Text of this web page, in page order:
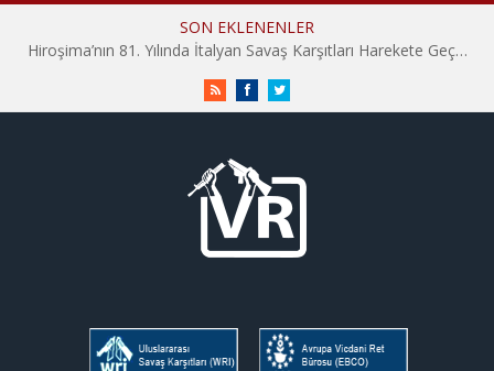
SON EKLENENLER
Hiroşima’nın 81. Yılında İtalyan Savaş Karşıtları Harekete Geçti: “Hatırlamak yeterli değil”
RSS FacebookTwitter